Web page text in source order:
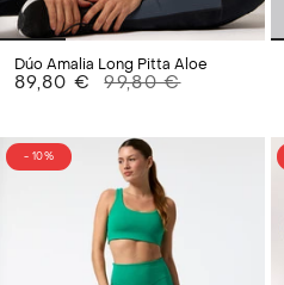
Dúo Amalia Long Pitta Aloe
89,80 € 99,80 €
- 10%